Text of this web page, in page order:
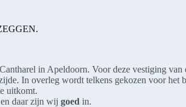
in Apeldoorn. Voor deze vestiging
In overleg wordt telkens gekozen voor het
uitkomt.
en daar zijn wij goed in.